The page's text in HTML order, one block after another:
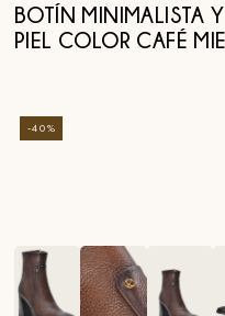
BOTÍN MINIMALISTA
PIEL COLOR CAFÉ MIEL
-40%